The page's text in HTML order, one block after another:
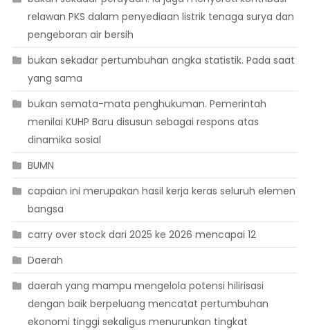
relawan PKS dalam penyediaan listrik tenaga surya dan
pengeboran air bersih
bukan sekadar pertumbuhan angka statistik. Pada saat
yang sama
bukan semata-mata penghukuman. Pemerintah
menilai KUHP Baru disusun sebagai respons atas
dinamika sosial
BUMN
capaian ini merupakan hasil kerja keras seluruh elemen
bangsa
carry over stock dari 2025 ke 2026 mencapai 12
Daerah
daerah yang mampu mengelola potensi hilirisasi
dengan baik berpeluang mencatat pertumbuhan
ekonomi tinggi sekaligus menurunkan tingkat